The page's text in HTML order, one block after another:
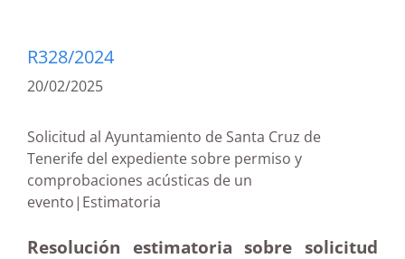
R328/2024
20/02/2025
Solicitud al Ayuntamiento de Santa Cruz de
Tenerife del expediente sobre permiso y
comprobaciones acústicas de un
evento|Estimatoria
Resolución estimatoria sobre solicitud